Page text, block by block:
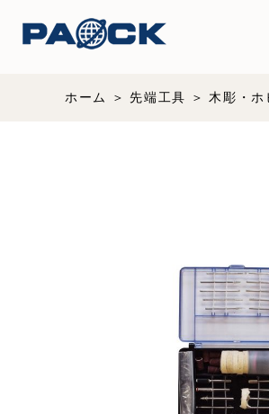
ホーム 先端工具 木彫・ホ